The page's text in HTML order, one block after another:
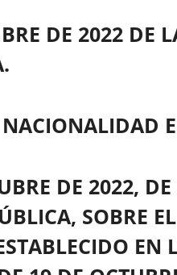
DE 2022 DE
DE 2022,
SOBRE